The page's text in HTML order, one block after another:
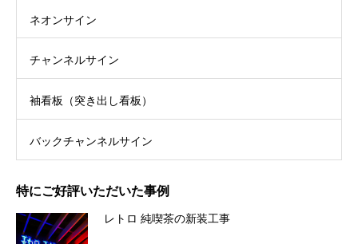
ネオンサイン
チャンネルサイン
袖看板（突き出し看板）
バックチャンネルサイン
特にご好評いただいた事例
レトロ 純喫茶の新装工事